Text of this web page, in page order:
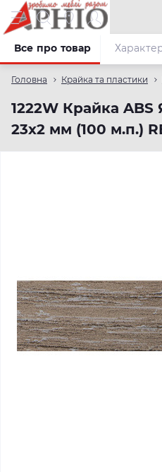
Головна Крайка та пластики
1222W Крайка ABS
23х2 мм (100 м.п.)
Все про товар